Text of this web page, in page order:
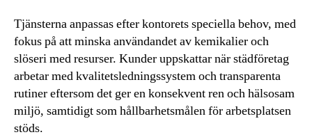
Tjänsterna anpassas efter kontorets speciella behov, med
fokus på att minska användandet av kemikalier och
slöseri med resurser. Kunder uppskattar när städföretag
arbetar med kvalitetsledningssystem och transparenta
rutiner eftersom det ger en konsekvent ren och hälsosam
miljö, samtidigt som hållbarhetsmålen för arbetsplatsen
stöds.